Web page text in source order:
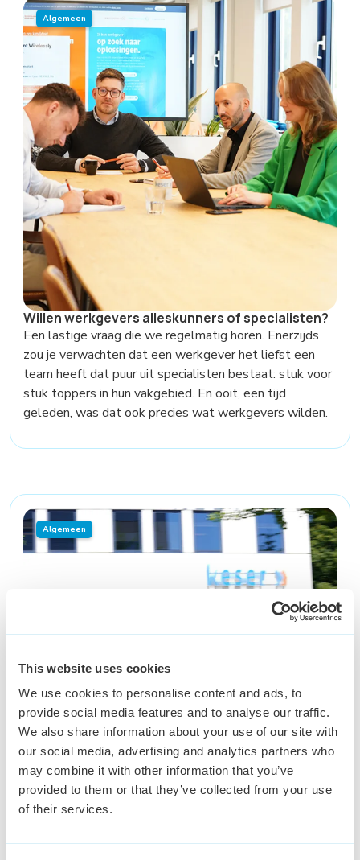
This website uses cookies
We use cookies to personalise content and ads, to
provide social media features and to analyse our traffic.
We also share information about your use of our site with
our social media, advertising and analytics partners who
may combine it with other information that you’ve
provided to them or that they’ve collected from your use
of their services.
Algemeen
Willen werkgevers alleskunners of specialisten?
Een lastige vraag die we regelmatig horen. Enerzijds
zou je verwachten dat een werkgever het liefst een
team heeft dat puur uit specialisten bestaat: stuk voor
stuk toppers in hun vakgebied. En ooit, een tijd
geleden, was dat ook precies wat werkgevers wilden.
Algemeen
Zeker een goed idee, wil je weten waarom?